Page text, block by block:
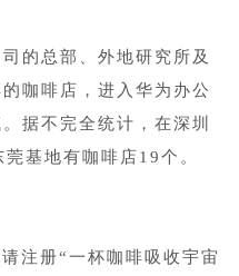
的总部、外地研究所及
咖啡店，进入华为办公
据不完全统计，在深圳
基地有咖啡店19个。
注册“一杯咖啡吸收宇宙